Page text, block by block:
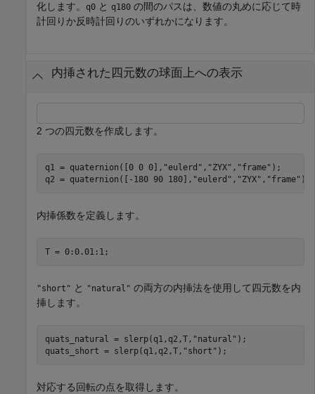
化します。
q0 と q180 の間のパスは、数値の丸めに応じて時
計回りか反時計回りのいずれかになります。
内挿された四元数の球面上への表示
2 つの四元数を作成します。
q1 = quaternion([0 0 0], "eulerd" , "ZYX" , "frame" );
q2 = quaternion([-180 90 180], "eulerd" , "ZYX" , "frame" );
内挿係数を定義します。
T = 0:0.01:1;
"short" と "natural" の両方の内挿法を使用して四元数を内
挿します。
quats_natural = slerp(q1,q2,T, "natural" );
quats_short = slerp(q1,q2,T, "short" );
対応する回転の点を取得します。